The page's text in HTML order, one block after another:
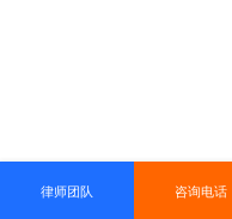
律师团队 咨询电话